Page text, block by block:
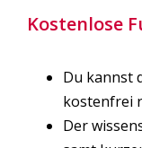
Kostenlose
Du kannst
kostenfrei
Der